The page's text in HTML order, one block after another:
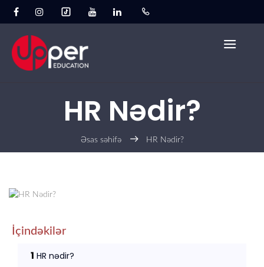
HR Nədir?
Əsas səhifə HR Nədir?
İçindəkilər
1 HR nədir?